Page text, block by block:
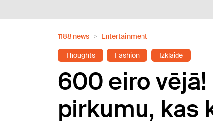
1188 news Entertainment
Thoughts Fashion Izklaide
600 eiro
pirkumu, kas